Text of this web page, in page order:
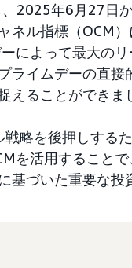
2025年6月27日
ネル指標（OCM
によって最大の
ライムデーの直
えることができま
略を後押しする
を活用すること
基づいた重要な投